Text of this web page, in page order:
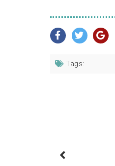
Tags: